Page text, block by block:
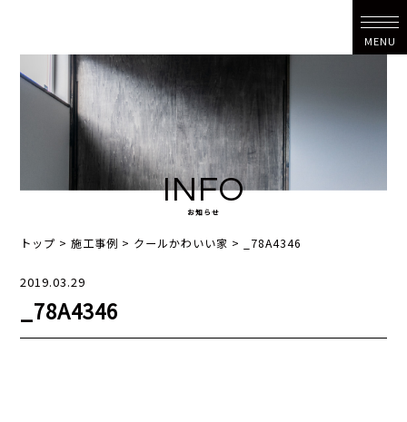
MENU
INFO
お知らせ
トップ >施工事例 > クールかわいい家 > _78A4346
2019.03.29
_78A4346